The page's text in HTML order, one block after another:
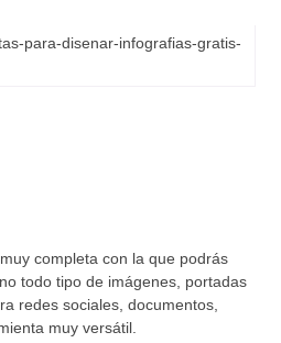
completa con la que podrás
todo tipo de imágenes, portadas
redes sociales, documentos,
muy versátil.